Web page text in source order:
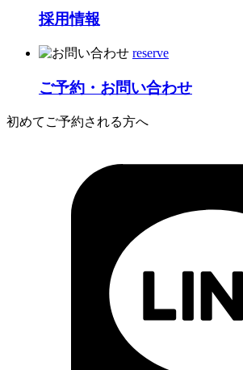
採用情報
reserve
ご予約・お問い合わせ
初めてご予約される方へ